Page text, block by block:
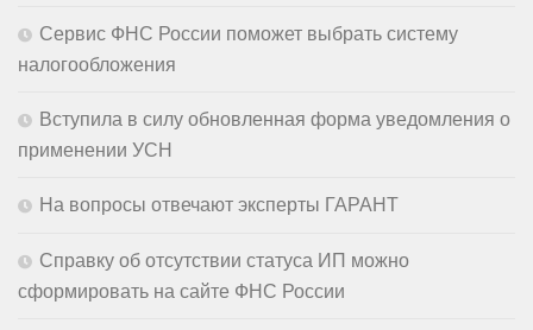
Сервис ФНС России поможет выбрать систему
налогообложения
Вступила в силу обновленная форма уведомления о
применении УСН
На вопросы отвечают эксперты ГАРАНТ
Справку об отсутствии статуса ИП можно
сформировать на сайте ФНС России